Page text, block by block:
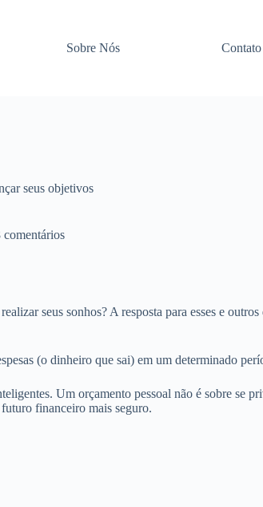
Sobre Nós Contato
seus objetivos
comentários
seus sonhos? A resposta para esses e
(o dinheiro que sai) em um determinado
Um orçamento pessoal não é sobre se
financeiro mais seguro.